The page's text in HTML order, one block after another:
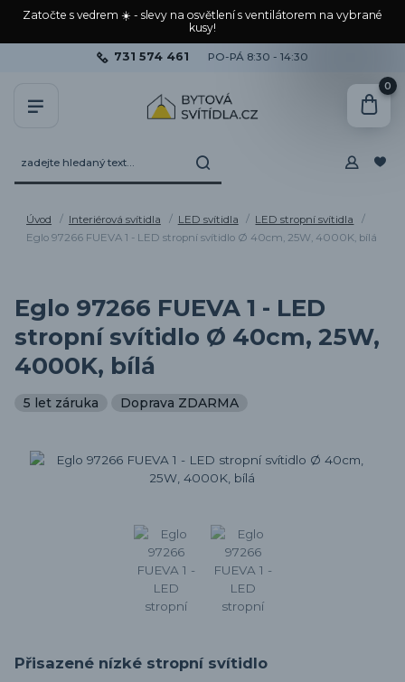
Zatočte s vedrem ☀️ - slevy na osvětlení s ventilátorem na vybrané
kusy!
731 574 461 PO-PÁ 8:30 - 14:30
0
Úvod Interiérová svítidla LED svítidla
LED stropní svítidla
Eglo 97266 FUEVA 1 - LED stropní svítidlo Ø 40cm, 25W, 4000K, bílá
Eglo 97266 FUEVA 1 - LED
stropní svítidlo Ø 40cm, 25W,
4000K, bílá
5 let záruka Doprava ZDARMA
Přisazené nízké stropní svítidlo